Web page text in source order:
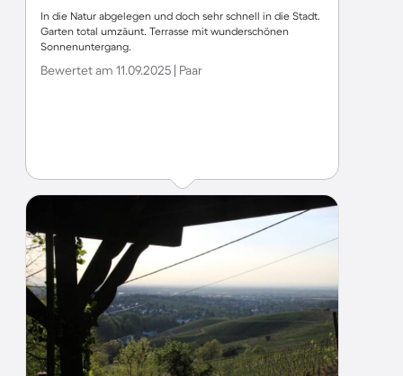
In die Natur abgelegen und doch sehr schnell in die Stadt.
Garten total umzäunt. Terrasse mit wunderschönen
Sonnenuntergang.
Bewertet am 11.09.2025 | Paar